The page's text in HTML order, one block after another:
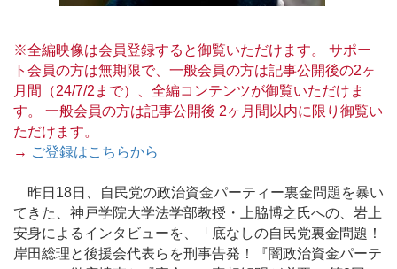
※全編映像は会員登録すると御覧いただけます。 サポー
ト会員の方は無期限で、一般会員の方は記事公開後の2ヶ
月間（24/7/2まで）、全編コンテンツが御覧いただけま
す。 一般会員の方は記事公開後 2ヶ月間以内に限り御覧い
ただけます。
→ ご登録はこちらから
昨日18日、自民党の政治資金パーティー裏金問題を暴い
てきた、神戸学院大学法学部教授・上脇博之氏への、岩上
安身によるインタビューを、「底なしの自民党裏金問題！
岸田総理と後援会代表らを刑事告発！『闇政治資金パーテ